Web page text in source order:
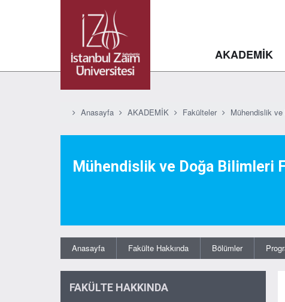
AKADEMİK
Anasayfa AKADEMİK Fakülteler Mühendislik
Mühendislik ve Doğa Bilimleri
Anasayfa Fakülte Hakkında Bölümler
FAKÜLTE HAKKINDA